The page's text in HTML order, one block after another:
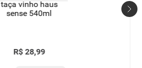
taça vinho haus
sense 540ml
R$ 28,99